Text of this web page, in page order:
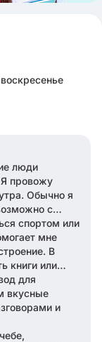
люди
Я провожу
Обычно я
с
спортом или
мне
В
книги или
для
вкусные
и